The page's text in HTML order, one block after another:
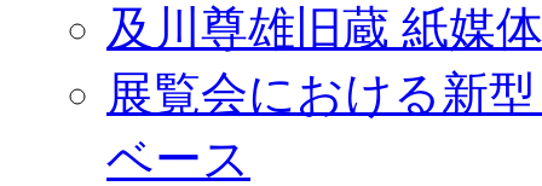
及川尊雄旧蔵 紙媒
展覧会における新
ベース